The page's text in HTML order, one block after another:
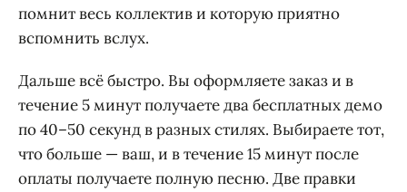
помнит весь коллектив и которую приятно
вспомнить вслух.
Дальше всё быстро. Вы оформляете заказ и в
течение 5 минут получаете два бесплатных демо
по 40–50 секунд в разных стилях. Выбираете тот,
что больше — ваш, и в течение 15 минут после
оплаты получаете полную песню. Две правки